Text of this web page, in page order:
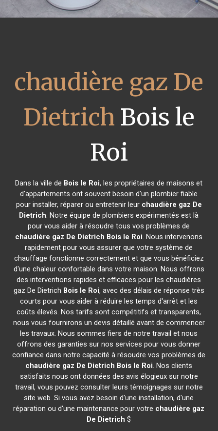
chaudière gaz De
Dietrich Bois le
Roi
Dans la ville de Bois le Roi, les propriétaires de maisons et
d'appartements ont souvent besoin d'un plombier fiable
pour installer, réparer ou entretenir leur chaudière gaz De
Dietrich. Notre équipe de plombiers expérimentés est là
pour vous aider à résoudre tous vos problèmes de
chaudière gaz De Dietrich Bois le Roi. Nous intervenons
rapidement pour vous assurer que votre système de
chauffage fonctionne correctement et que vous bénéficiez
d'une chaleur confortable dans votre maison. Nous offrons
des interventions rapides et efficaces pour les chaudières
gaz De Dietrich Bois le Roi, avec des délais de réponse très
courts pour vous aider à réduire les temps d'arrêt et les
coûts élevés. Nos tarifs sont compétitifs et transparents,
nous vous fournirons un devis détaillé avant de commencer
les travaux. Nous sommes fiers de notre travail et nous
offrons des garanties sur nos services pour vous donner
confiance dans notre capacité à résoudre vos problèmes de
chaudière gaz De Dietrich Bois le Roi. Nos clients
satisfaits nous ont données des avis élogieux sur notre
travail, vous pouvez consulter leurs témoignages sur notre
site web. Si vous avez besoin d'une installation, d'une
réparation ou d'une maintenance pour votre chaudière gaz
De Dietrich $